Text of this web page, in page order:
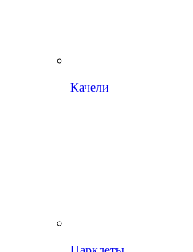
Качели